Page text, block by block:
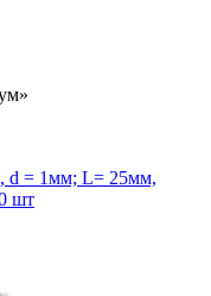
d = 1мм; L= 25мм,
шт